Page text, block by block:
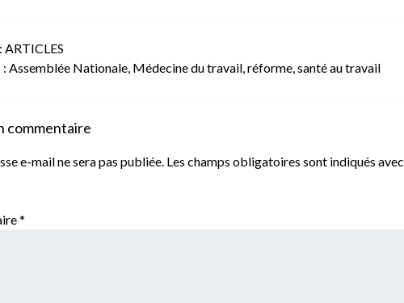
ARTICLES
Assemblée Nationale, Médecine du travail,réforme,santé au travail
commentaire
e-mail ne sera pas publiée. Les champs obligatoires sont indiqués avec
*